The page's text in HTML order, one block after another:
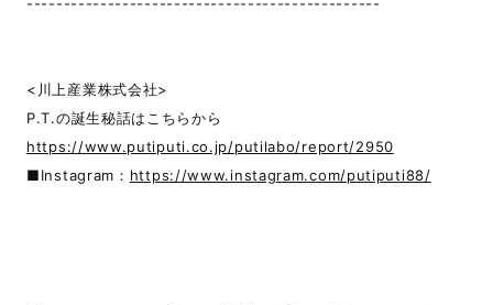
<川上産業株式会社>
P.T.の誕生秘話はこちらから
https://www.putiputi.co.jp/putilabo/report/2950
■Instagram： https://www.instagram.com/putiputi88/